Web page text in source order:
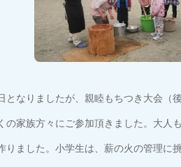
となりましたが、親睦もちつき大会（
の家族方々にご参加頂きました。大人
りました。小学生は、薪の火の管理に挑